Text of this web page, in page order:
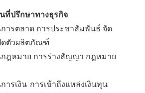
ที่ปรึกษาทางธุรกิจ
ารตลาด การประชาสัมพันธ์ จัด
ดตัวผลิตภัณฑ์
ฎหมาย การร่างสัญญา กฎหมาย
ารเงิน การเข้าถึงแหล่งเงินทุน